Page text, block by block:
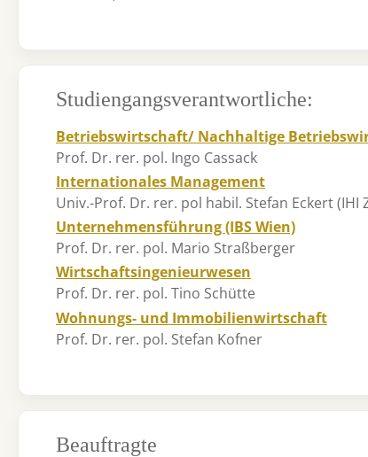
Studiengangsverantwortliche:
Betriebswirtschaft/ Nachhaltige
Prof. Dr. rer. pol. Ingo Cassack
Internationales Management
Univ.-Prof. Dr. rer. pol habil. Stefan Eckert (IHI
Unternehmensführung (IBS Wien)
Prof. Dr. rer. pol. Mario Straßberger
Wirtschaftsingenieurwesen
Prof. Dr. rer. pol. Tino Schütte
Wohnungs- und Immobilienwirtschaft
Prof. Dr. rer. pol. Stefan Kofner
Beauftragte